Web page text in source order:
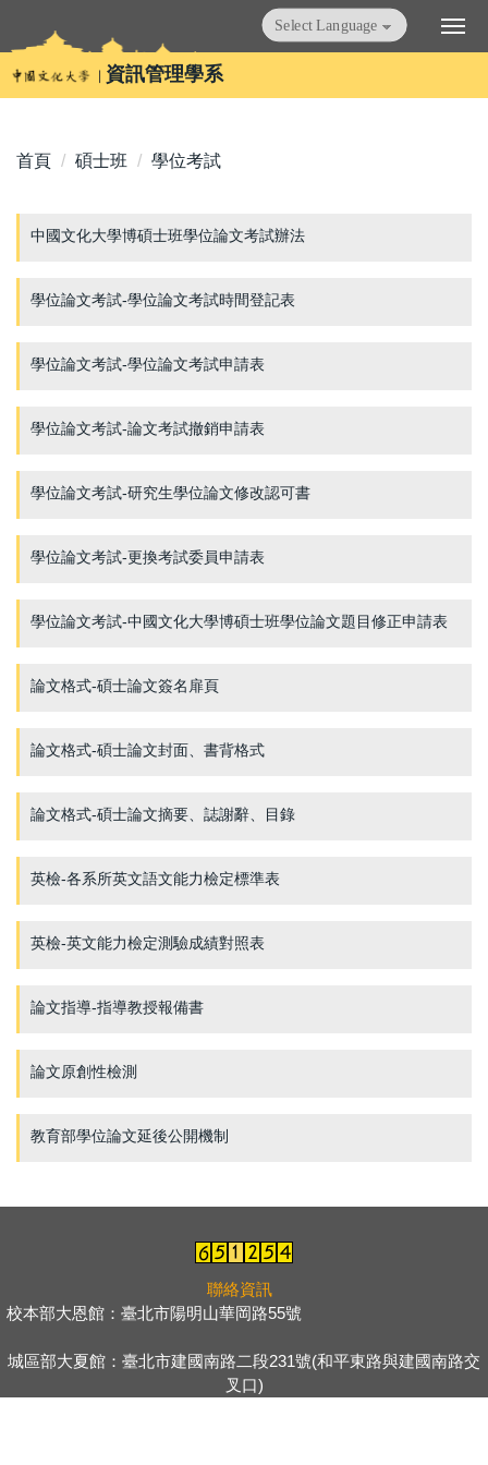
到
主
要
區
資訊管理學系
Translate
首頁 碩士班 學位考試
中國文化大學博碩士班學位論文考試辦法
學位論文考試-學位論文考試時間登記表
學位論文考試-學位論文考試申請表
學位論文考試-論文考試撤銷申請表
學位論文考試-研究生學位論文修改認可書
學位論文考試-更換考試委員申請表
學位論文考試-中國文化大學博碩士班學位論文題目修正申請表
論文格式-碩士論文簽名扉頁
論文格式-碩士論文封面、書背格式
論文格式-碩士論文摘要、誌謝辭、目錄
英檢-各系所英文語文能力檢定標準表
英檢-英文能力檢定測驗成績對照表
論文指導-指導教授報備書
論文原創性檢測
教育部學位論文延後公開機制
聯絡資訊
校本部大恩館：臺北市陽明山華岡路55號
城區部大夏館：臺北市建國南路二段231號(和平東路與建國南路交
叉口)